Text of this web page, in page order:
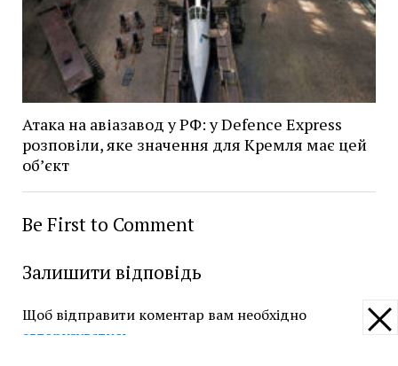
Атака на авіазавод у РФ: у Defence Express
розповіли, яке значення для Кремля має цей
об’єкт
Be First to Comment
Залишити відповідь
Щоб відправити коментар вам необхідно
авторизуватись